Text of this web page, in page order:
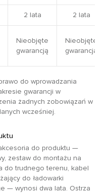
2 lata
2 lata
Nieobjęte
gwarancją
Nieobjęte
gwarancją
do wprowadzania
gwarancji w
żadnych zobowiązań w
wcześniej.
do produktu —
zestaw do montażu na
do trudnego terenu, kabel
do ładowarki
— wynosi dwa lata. Ostrza